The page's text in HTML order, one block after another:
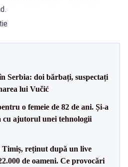
Serbia: doi bărbați, suspectați
lui Vučić
o femeie de 82 de ani. Și-a
cu ajutorul unei tehnologii
reținut după un live
de oameni. Ce provocări